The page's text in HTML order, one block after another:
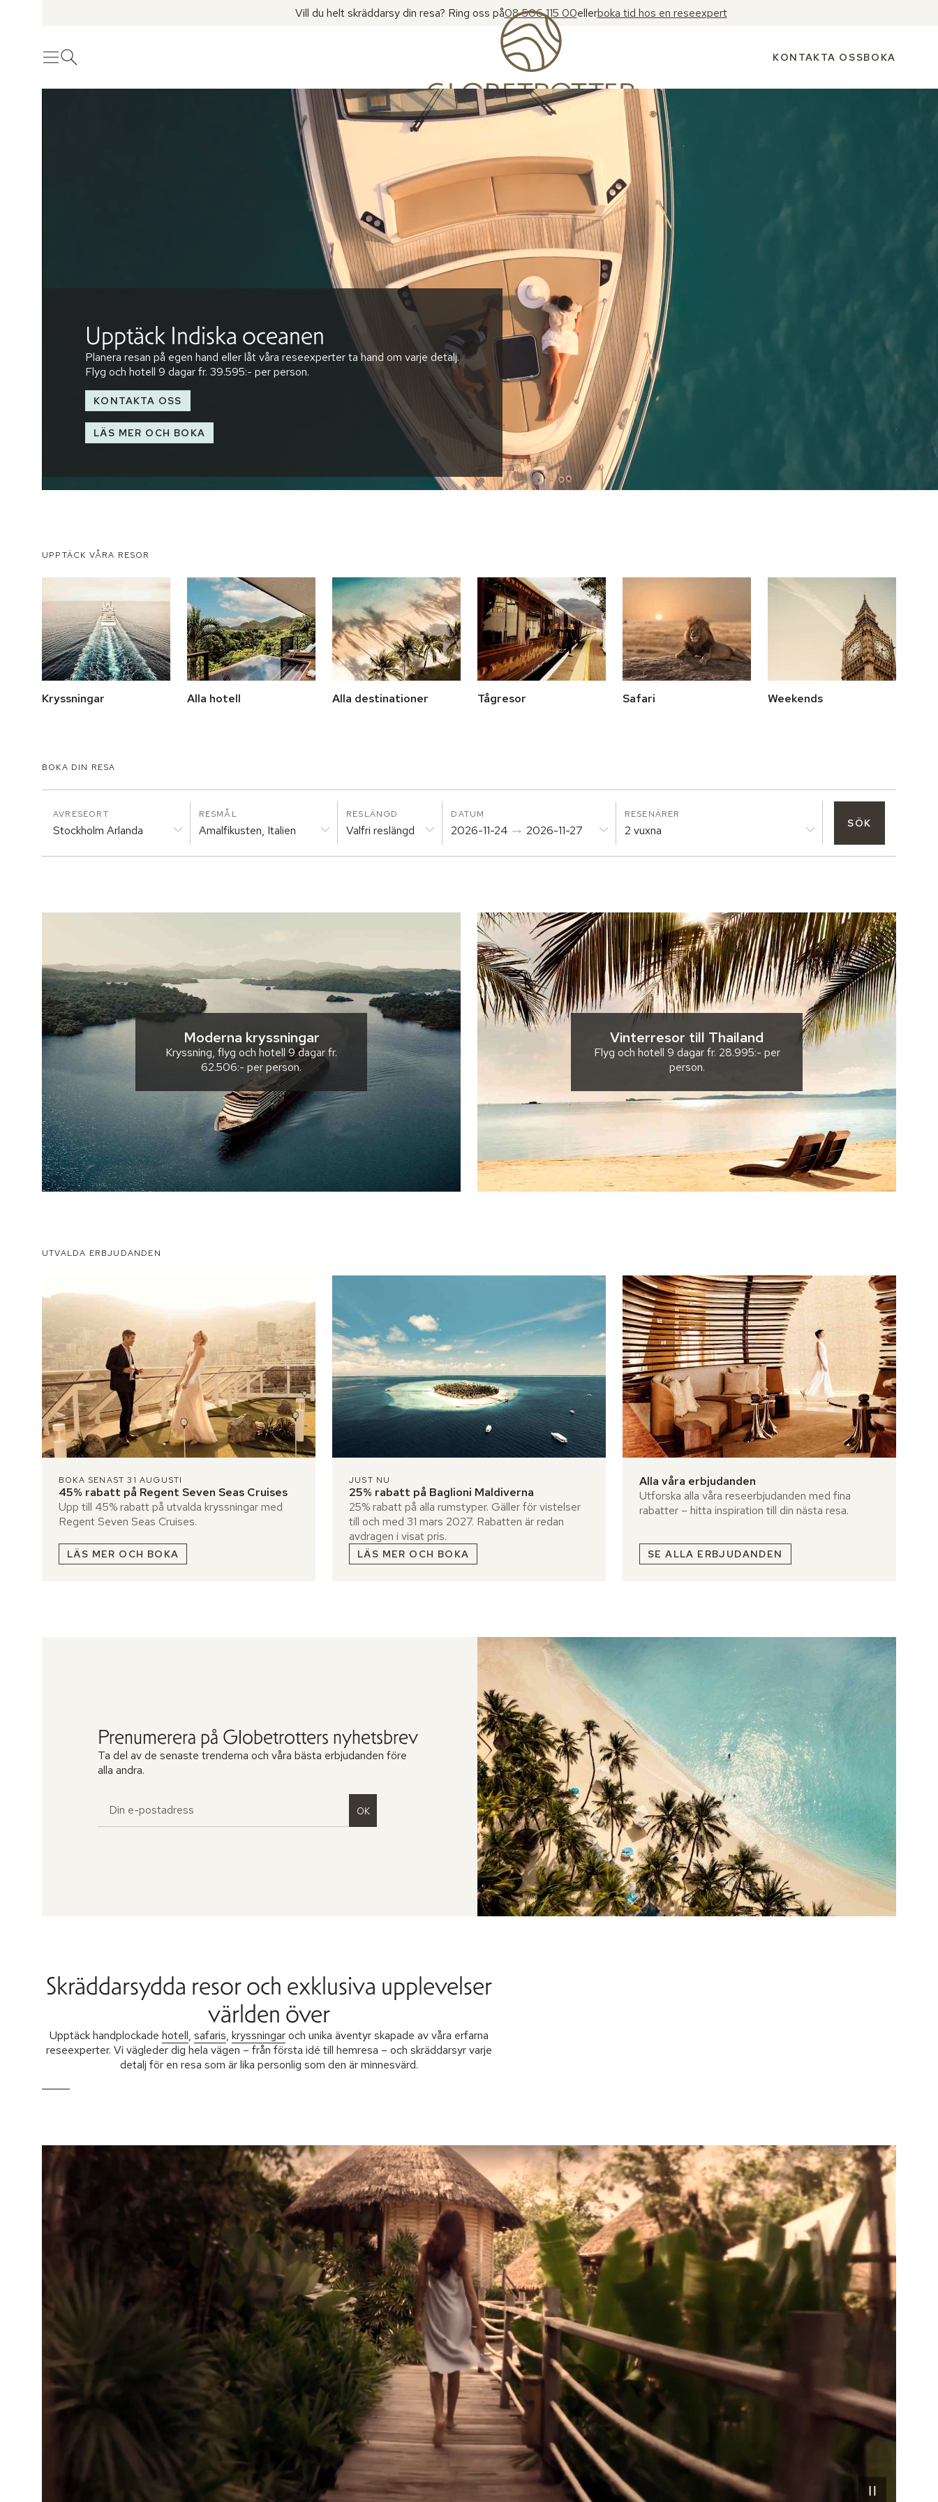
Vill du helt skräddarsy din resa? Ring oss på08 506 115 00ellerboka tid hos en reseexpert
MenyÖppna sök KONTAKTA OSSBOKA
Upptäck Indiska oceanen
Planera resan på egen hand eller låt våra reseexperter ta hand om varje detalj.
Flyg och hotell 9 dagarfr. 39.595:- per person.
KONTAKTA OSS
LÄS MER OCH BOKA
UPPTÄCK VÅRA RESOR
Kryssningar Alla hotell Alla destinationer Tågresor Safari Weekends
BOKA DIN RESA
AVRESEORT
Stockholm Arlanda
RESMÅL
Amalfikusten, Italien
RESLÄNGD
Valfri reslängd
DATUM
2026-11-24 2026-11-27
RESENÄRER
2 vuxna SÖK
Moderna kryssningar
Kryssning, flyg och hotell9 dagarfr.
62.506:- per person.
Vinterresor till Thailand
Flyg och hotell 9 dagarfr. 28.995:- per
person.
UTVALDA ERBJUDANDEN
BOKA SENAST 31 AUGUSTI
45% rabatt på Regent Seven Seas Cruises
Upp till 45% rabatt på utvalda kryssningar med
Regent Seven Seas Cruises.
LÄS MER OCH BOKA
JUST NU
25% rabatt på Baglioni Maldiverna
25% rabatt på alla rumstyper. Gäller för vistelser
till och med 31 mars 2027. Rabatten är redan
avdragen i visat pris.
LÄS MER OCH BOKA
Alla våra erbjudanden
Utforska alla våra reseerbjudanden med fina
rabatter – hitta inspiration till din nästa resa.
SE ALLA ERBJUDANDEN
Prenumerera på Globetrotters nyhetsbrev
Ta del av de senaste trenderna och våra bästa erbjudanden före
alla andra.
OK
Skräddarsydda resor och exklusiva upplevelser
världen över
Upptäck handplockade hotell, safaris, kryssningaroch unika äventyr skapade av våra erfarna
reseexperter. Vi vägleder dig hela vägen – från första idé till hemresa – och skräddarsyr varje
detalj för en resa som är lika personlig som den är minnesvärd.